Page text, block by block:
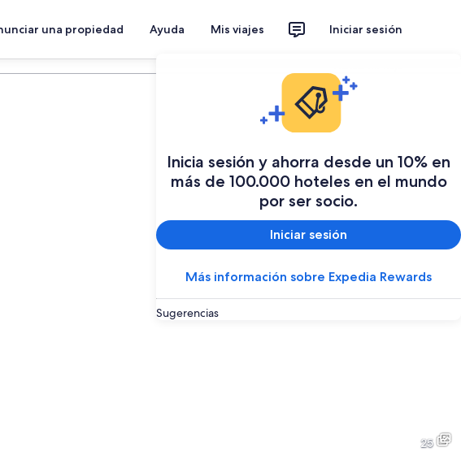
una propiedad Ayuda Mis viajes Iniciar sesión
Inicia sesión y ahorra desde un 10% en
más de 100.000 hoteles en el mundo
por ser socio.
Iniciar sesión
Más información sobre Expedia Rewards
Sugerencias
25